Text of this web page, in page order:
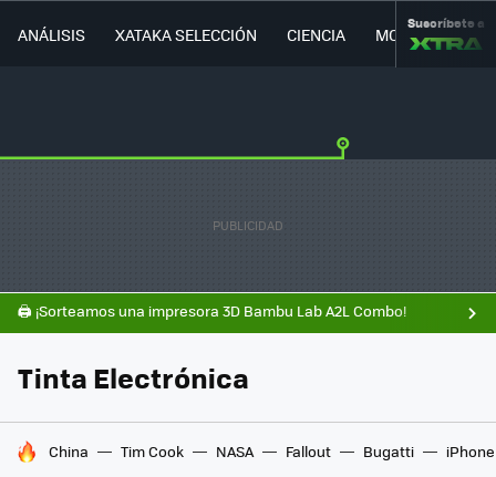
ANÁLISIS XATAKA SELECCIÓN CIENCIA MOVILIDAD
Suscríbete a
🖨️ ¡Sorteamos una impresora 3D Bambu Lab A2L Combo!
Tinta Electrónica
HOY SE HABLA DE
China Tim Cook NASA Fallout Bugatti iPhone